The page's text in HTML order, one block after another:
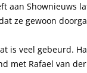
aan Shownieuws
ze gewoon
is veel gebeurd.
met Rafael van